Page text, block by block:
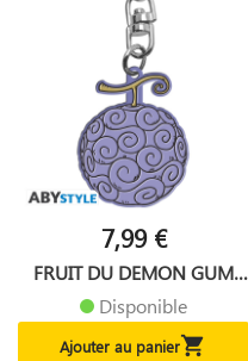
7,99 €
FRUIT DU DEMON GUM
Disponible
Ajouter au panier